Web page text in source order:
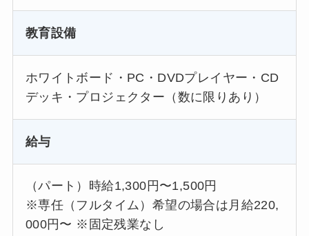
教育設備
ホワイトボード・PC・DVDプレイヤー・CD
デッキ・プロジェクター（数に限りあり）
給与
（パート）時給1,300円〜1,500円
※専任（フルタイム）希望の場合は月給220,
000円〜 ※固定残業なし